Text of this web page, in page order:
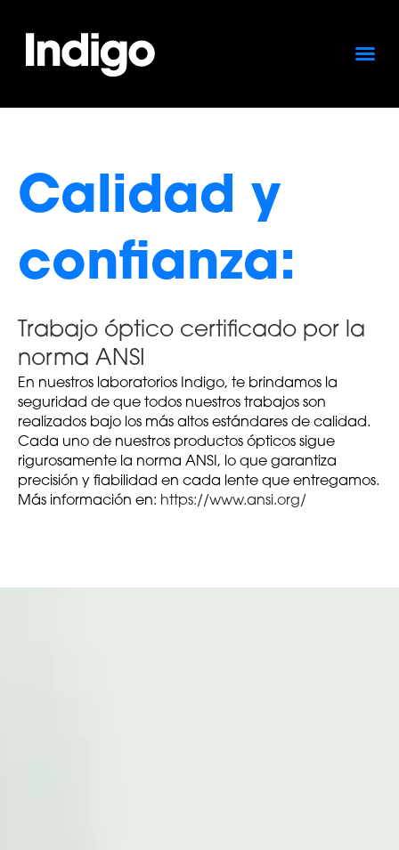
Calidad y
confianza:
Trabajo óptico certificado por la
norma ANSI
En nuestros laboratorios Indigo, te brindamos la
seguridad de que todos nuestros trabajos son
realizados bajo los más altos estándares de calidad.
Cada uno de nuestros productos ópticos sigue
rigurosamente la norma ANSI, lo que garantiza
precisión y fiabilidad en cada lente que entregamos.
Más información en: https://www.ansi.org/